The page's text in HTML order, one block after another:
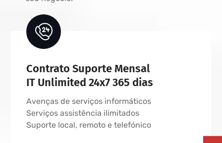
Contrato Suporte Mensal
IT Unlimited 24x7 365 dias
Avenças de serviços informáticos
Serviços assistência ilimitados
Suporte local, remoto e telefónico